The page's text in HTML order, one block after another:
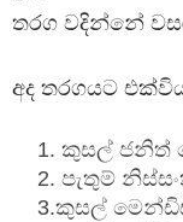
තරග වදින්නේ
අද තරගයට
කුසල් ජනිත්
පැතුම්
3.කුසල්